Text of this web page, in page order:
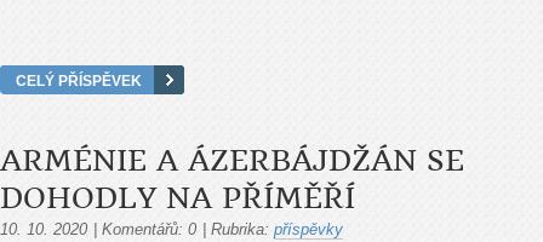
CELÝ PŘÍSPĚVEK
ARMÉNIE A ÁZERBÁJDŽÁN SE
DOHODLY NA PŘÍMĚŘÍ
10. 10. 2020 Komentářů: 0 Rubrika: příspěvky